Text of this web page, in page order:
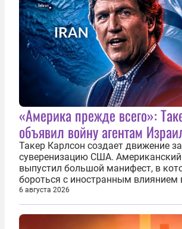
«Америка прежде всего»:
объявил войну агентам
Такер Карлсон создает движение за
суверенизацию США. Американский
выпустил большой манифест, в
бороться с иностранным влиянием
первую очередь имея в виду
прекратить заморские войны,
репарации Ирану, остановить
6 августа 2026